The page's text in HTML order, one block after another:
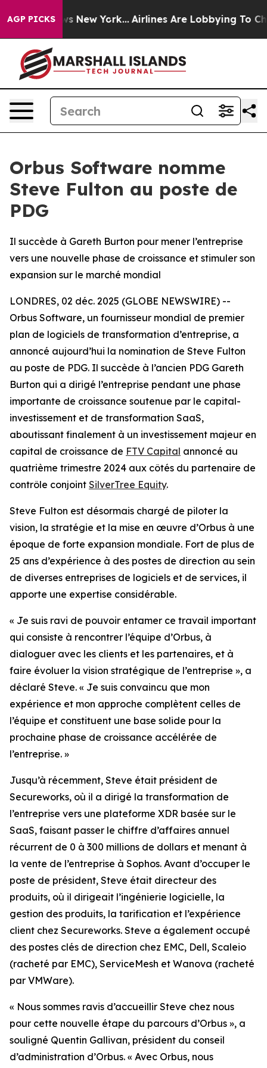
AGP PICKS
News New York... Airlines Are Lobbying To
Orbus Software nomme
Steve Fulton au poste de
PDG
Il succède à Gareth Burton pour mener l’entreprise
vers une nouvelle phase de croissance et stimuler son
expansion sur le marché mondial
LONDRES, 02 déc. 2025 (GLOBE NEWSWIRE) --
Orbus Software, un fournisseur mondial de premier
plan de logiciels de transformation d’entreprise, a
annoncé aujourd’hui la nomination de Steve Fulton
au poste de PDG. Il succède à l’ancien PDG Gareth
Burton qui a dirigé l’entreprise pendant une phase
importante de croissance soutenue par le capital-
investissement et de transformation SaaS,
aboutissant finalement à un investissement majeur en
capital de croissance de FTV Capital annoncé au
quatrième trimestre 2024 aux côtés du partenaire de
contrôle conjoint SilverTree Equity.
Steve Fulton est désormais chargé de piloter la
vision, la stratégie et la mise en œuvre d’Orbus à une
époque de forte expansion mondiale. Fort de plus de
25 ans d’expérience à des postes de direction au sein
de diverses entreprises de logiciels et de services, il
apporte une expertise considérable.
« Je suis ravi de pouvoir entamer ce travail important
qui consiste à rencontrer l’équipe d’Orbus, à
dialoguer avec les clients et les partenaires, et à
faire évoluer la vision stratégique de l’entreprise », a
déclaré Steve. « Je suis convaincu que mon
expérience et mon approche complètent celles de
l’équipe et constituent une base solide pour la
prochaine phase de croissance accélérée de
l’entreprise. »
Jusqu’à récemment, Steve était président de
Secureworks, où il a dirigé la transformation de
l’entreprise vers une plateforme XDR basée sur le
SaaS, faisant passer le chiffre d’affaires annuel
récurrent de 0 à 300 millions de dollars et menant à
la vente de l’entreprise à Sophos. Avant d’occuper le
poste de président, Steve était directeur des
produits, où il dirigeait l’ingénierie logicielle, la
gestion des produits, la tarification et l’expérience
client chez Secureworks. Steve a également occupé
des postes clés de direction chez EMC, Dell, Scaleio
(racheté par EMC), ServiceMesh et Wanova (racheté
par VMWare).
« Nous sommes ravis d’accueillir Steve chez nous
pour cette nouvelle étape du parcours d’Orbus », a
souligné Quentin Gallivan, président du conseil
d’administration d’Orbus. « Avec Orbus, nous